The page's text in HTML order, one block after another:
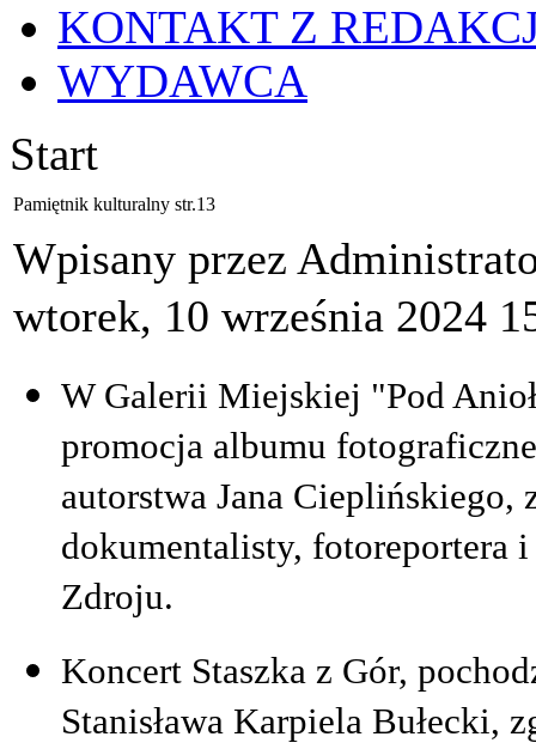
KONTAKT Z
WYDAWCA
Start
Pamiętnik kulturalny str.13
Wpisany przez
wtorek, 10 września 2024
W Galerii Miejskiej "Pod
promocja albumu
autorstwa Jana Cieplińskiego,
dokumentalisty, fotoreportera
Zdroju.
Koncert Staszka z Gór,
Stanisława Karpiela Bułecki,